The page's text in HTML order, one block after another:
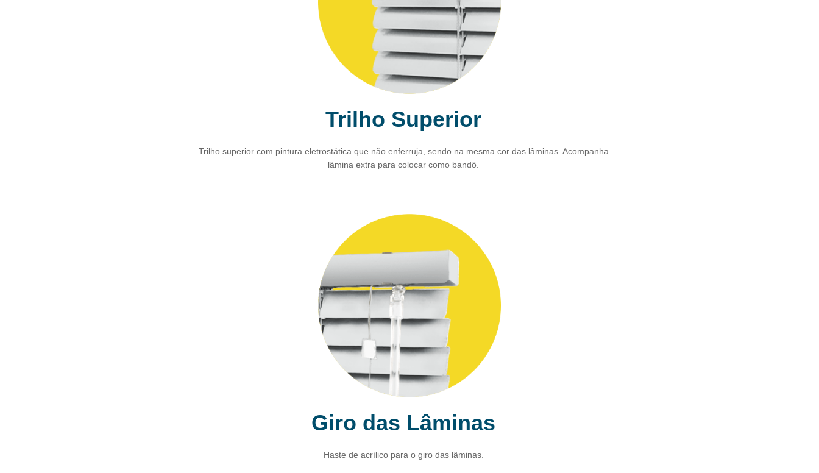
Trilho Superior
Trilho superior com pintura eletrostática que não enferruja, sendo na mesma cor das lâminas. Acompanha
lâmina extra para colocar como bandô.
Giro das Lâminas
Haste de acrílico para o giro das lâminas.